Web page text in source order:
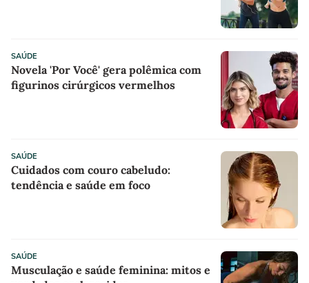
SAÚDE
Novela 'Por Você' gera polêmica com
figurinos cirúrgicos vermelhos
SAÚDE
Cuidados com couro cabeludo:
tendência e saúde em foco
SAÚDE
Musculação e saúde feminina: mitos e